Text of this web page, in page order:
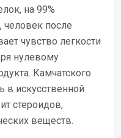
на 99%
после
чувство легкости
нулевому
Камчатского
в искусственной
стероидов,
веществ.